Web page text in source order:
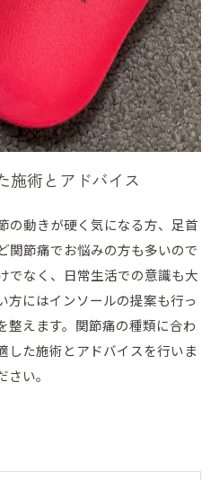
施術とアドバイス
の動きが硬く気になる方、足首
関節痛でお悩みの方も多いので
でなく、日常生活での意識も大
方にはインソールの提案も行っ
整えます。関節痛の種類に合わ
した施術とアドバイスを行いま
い。